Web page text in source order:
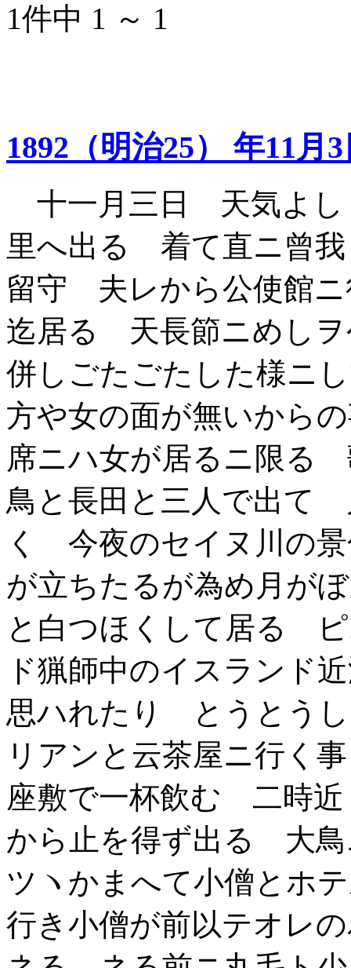
1件中 1 ～ 1
1892（明治25） 年11月
十一月三日 天気よ
里へ出る 着て直ニ曾
留守 夫レから公使館
迄居る 天長節ニめし
併しごたごたした様ニ
方や女の面が無いから
席ニハ女が居るニ限る
鳥と長田と三人で出て
く 今夜のセイヌ川の
が立ちたるが為め月が
と白つほくして居る
ド猟師中のイスランド
思ハれたり とうとうし
リアンと云茶屋ニ行く
座敷で一杯飲む 二時
から止を得ず出る 大鳥
ツヽかまへて小僧とホ
行き小僧が前以テオレ